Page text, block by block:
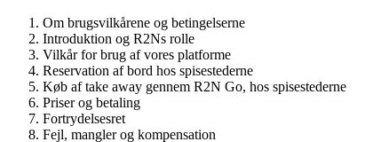
Om brugsvilkårene og betingelserne
Introduktion og R2Ns rolle
Vilkår for brug af vores platforme
Reservation af bord hos spisestederne
Køb af take away gennem R2N Go, hos spisestederne
Priser og betaling
Fortrydelsesret
Fejl, mangler og kompensation